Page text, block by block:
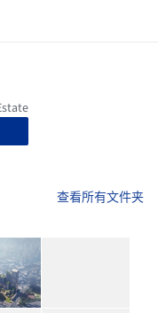
查看所有文件夹